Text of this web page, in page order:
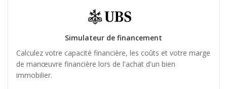
Simulateur de financement
Calculez votre capacité financière, les coûts et votre marge
de manœuvre financière lors de l'achat d'un bien
immobilier.